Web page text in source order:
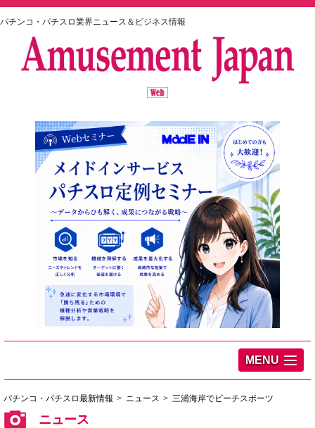
パチンコ・パチスロ業界ニュース＆ビジネス情報
MENU
パチンコ・パチスロ最新情報 ニュース 三浦海岸でビーチスポーツ
ニュース